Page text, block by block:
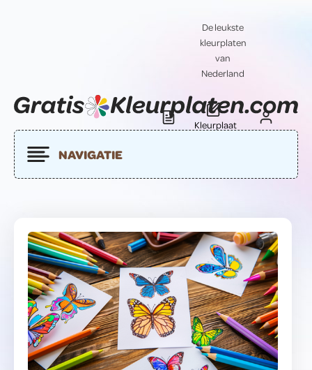
De leukste
kleurplaten
van
Nederland
Blog
Kleurplaat
Contact
NAVIGATIE